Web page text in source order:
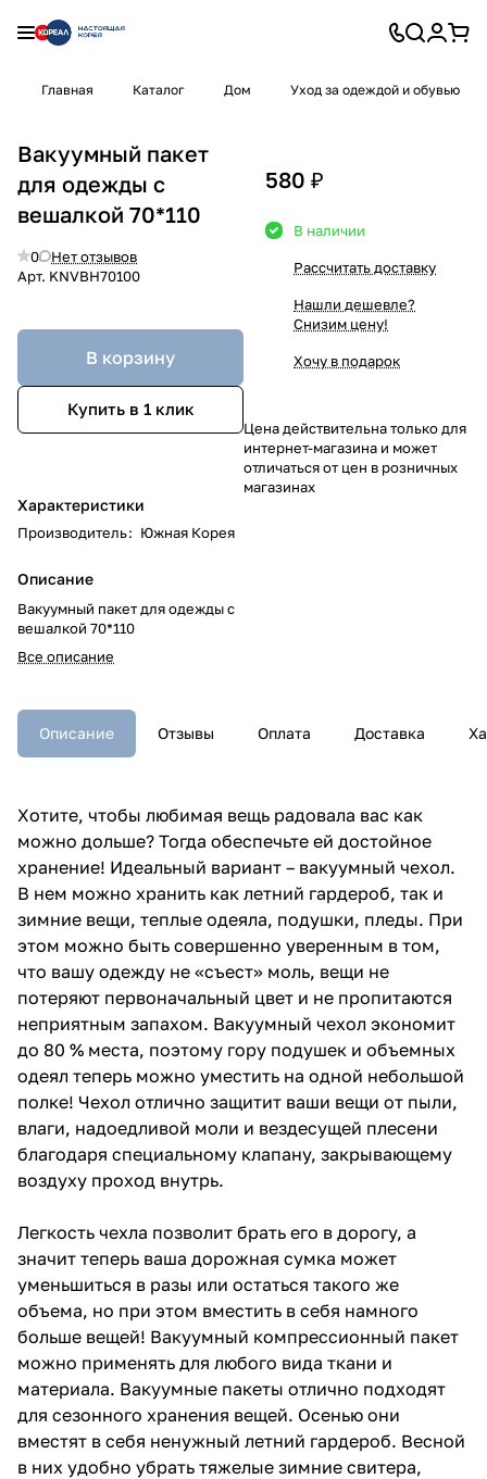
Главная Каталог Дом Уход за одеждой и обувью
Вакуумный пакет
для одежды с
вешалкой 70*110
0
Нет отзывов
Арт. KNVBH70100
В корзину
Купить в 1 клик
Характеристики
Производитель: Южная Корея
Описание
Вакуумный пакет для одежды с
вешалкой 70*110
Все описание
580 ₽
В наличии
Рассчитать доставку
Нашли дешевле?
Снизим цену!
Хочу в подарок
Цена действительна только для
интернет-магазина и может
отличаться от цен в розничных
магазинах
Описание Отзывы Оплата Доставка
Хотите, чтобы любимая вещь радовала вас как
можно дольше? Тогда обеспечьте ей достойное
хранение! Идеальный вариант – вакуумный чехол.
В нем можно хранить как летний гардероб, так и
зимние вещи, теплые одеяла, подушки, пледы. При
этом можно быть совершенно уверенным в том,
что вашу одежду не «съест» моль, вещи не
потеряют первоначальный цвет и не пропитаются
неприятным запахом. Вакуумный чехол экономит
до 80 % места, поэтому гору подушек и объемных
одеял теперь можно уместить на одной небольшой
полке! Чехол отлично защитит ваши вещи от пыли,
влаги, надоедливой моли и вездесущей плесени
благодаря специальному клапану, закрывающему
воздуху проход внутрь.
Легкость чехла позволит брать его в дорогу, а
значит теперь ваша дорожная сумка может
уменьшиться в разы или остаться такого же
объема, но при этом вместить в себя намного
больше вещей! Вакуумный компрессионный пакет
можно применять для любого вида ткани и
материала. Вакуумные пакеты отлично подходят
для сезонного хранения вещей. Осенью они
вместят в себя ненужный летний гардероб. Весной
в них удобно убрать тяжелые зимние свитера,